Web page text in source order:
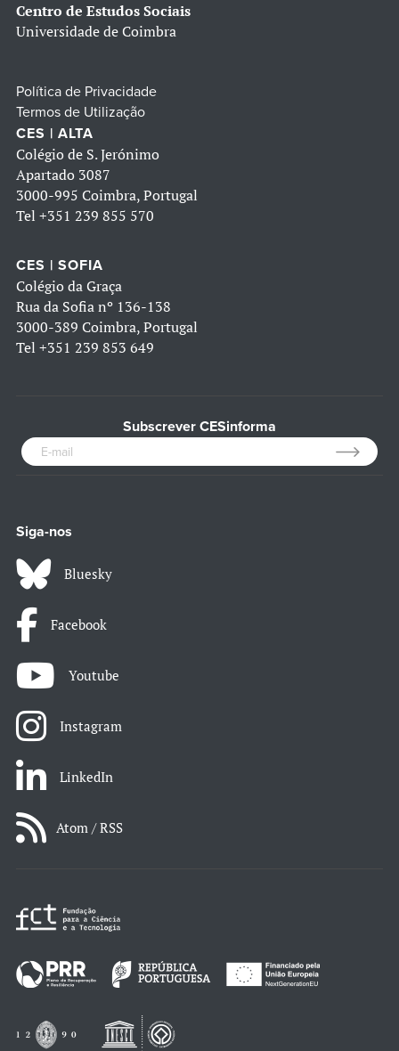
Centro de Estudos Sociais
Universidade de Coimbra
Política de Privacidade
Termos de Utilização
CES | ALTA
Colégio de S. Jerónimo
Apartado 3087
3000-995 Coimbra, Portugal
Tel +351 239 855 570
CES | SOFIA
Colégio da Graça
Rua da Sofia nº 136-138
3000-389 Coimbra, Portugal
Tel +351 239 853 649
Subscrever CESinforma
Siga-nos
Bluesky
Facebook
Youtube
Instagram
LinkedIn
Atom / RSS